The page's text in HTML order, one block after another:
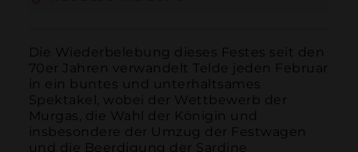
Die Wiederbelebung dieses Festes seit den
70er Jahren verwandelt Telde jeden Februar
in ein buntes und unterhaltsames
Spektakel, wobei der Wettbewerb der
Murgas, die Wahl der Königin und
insbesondere der Umzug der Festwagen
und die Beerdigung der Sardine